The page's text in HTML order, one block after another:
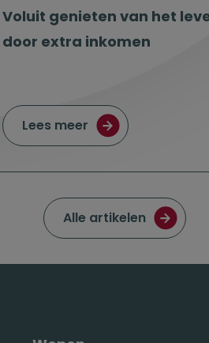
van de overwaarde voor de
Voluit genieten van het
door extra inkomen
Lees meerover Voluit
Ga naar de pagina met
Alle artikelen